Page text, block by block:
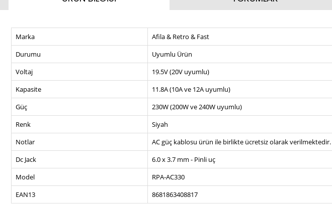
Marka
Afila & Retro & Fast
Durumu
Uyumlu Ürün
Voltaj
19.5V (20V uyumlu)
Kapasite
11.8A (10A ve 12A uyumlu)
Güç
230W (200W ve 240W uyumlu)
Renk
Siyah
Notlar
AC güç kablosu ürün ile birlikte ücretsiz olarak verilmektedir.
Dc Jack
6.0 x 3.7 mm - Pinli uç
Model
RPA-AC330
EAN13
8681863408817